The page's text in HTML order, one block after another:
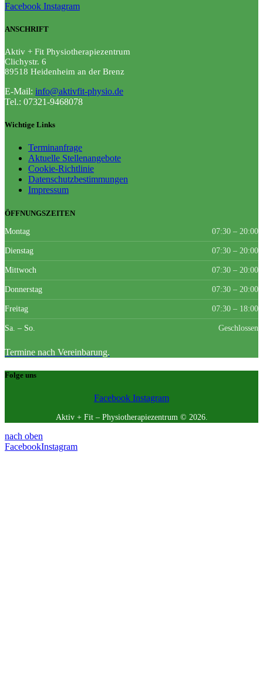
Facebook Instagram
ANSCHRIFT
Aktiv + Fit Physiotherapiezentrum
Clichystr. 6
89518 Heidenheim an der Brenz
E-Mail: info@aktivfit-physio.de
Tel.: 07321-9468078
Wichtige Links
Terminanfrage
Aktuelle Stellenangebote
Cookie-Richtlinie
Datenschutzbestimmungen
Impressum
ÖFFNUNGSZEITEN
Montag 07:30 – 20:00
Dienstag 07:30 – 20:00
Mittwoch 07:30 – 20:00
Donnerstag 07:30 – 20:00
Freitag 07:30 – 18:00
Sa. – So. Geschlossen
Termine nach Vereinbarung.
Folge uns
Facebook Instagram
Aktiv + Fit – Physiotherapiezentrum © 2026.
nach oben
FacebookInstagram